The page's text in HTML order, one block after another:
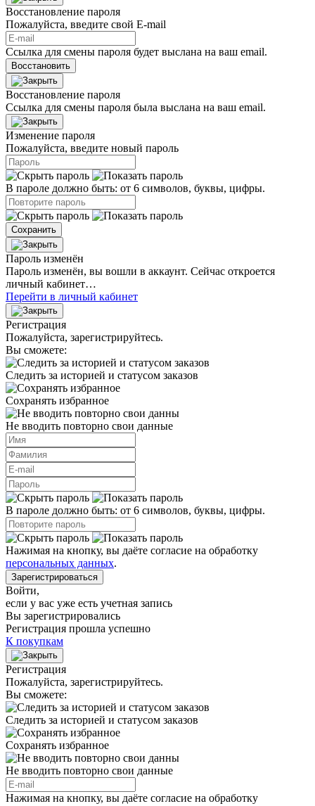
Восстановление пароля
Пожалуйста, введите свой E‑mail
Ссылка для смены пароля будет выслана на ваш email.
Восстановить
Восстановление пароля
Ссылка для смены пароля была выслана на ваш email.
Изменение пароля
Пожалуйста, введите новый пароль
В пароле должно быть: от 6 символов, буквы, цифры.
Сохранить
Пароль изменён
Пароль изменён, вы вошли в аккаунт. Сейчас откроется
личный кабинет…
Перейти в личный кабинет
Регистрация
Пожалуйста, зарегистрируйтесь.
Вы сможете:
Следить за историей и статусом заказов
Сохранять избранное
Не вводить повторно свои данные
В пароле должно быть: от 6 символов, буквы, цифры.
Нажимая на кнопку, вы даёте согласие на обработку
персональных данных.
Зарегистрироваться
Войти,
если у вас уже есть учетная запись
Вы зарегистрировались
Регистрация прошла успешно
К покупкам
Регистрация
Пожалуйста, зарегистрируйтесь.
Вы сможете:
Следить за историей и статусом заказов
Сохранять избранное
Не вводить повторно свои данные
Нажимая на кнопку, вы даёте согласие на обработку